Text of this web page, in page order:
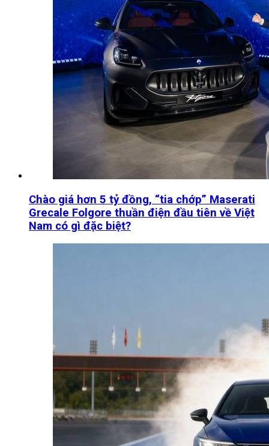
Chào giá hơn 5 tỷ đồng, “tia chớp” Maserati
Grecale Folgore thuần điện đầu tiên về Việt
Nam có gì đặc biệt?